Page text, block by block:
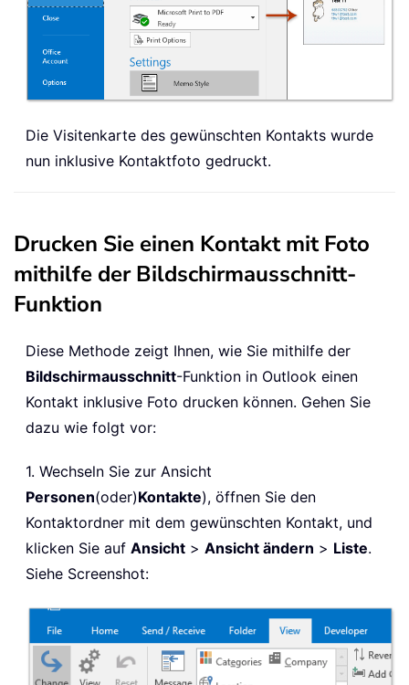
Die Visitenkarte des gewünschten Kontakts wurde
nun inklusive Kontaktfoto gedruckt.
Drucken Sie einen Kontakt mit Foto
mithilfe der Bildschirmausschnitt-
Funktion
Diese Methode zeigt Ihnen, wie Sie mithilfe der
Bildschirmausschnitt-Funktion in Outlook einen
Kontakt inklusive Foto drucken können. Gehen Sie
dazu wie folgt vor:
1. Wechseln Sie zur Ansicht
Personen(oder)Kontakte), öffnen Sie den
Kontaktordner mit dem gewünschten Kontakt, und
klicken Sie auf Ansicht > Ansicht ändern > Liste.
Siehe Screenshot: